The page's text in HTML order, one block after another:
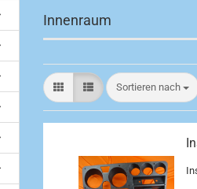
Innenraum
Sortieren nach
Sortieren nach